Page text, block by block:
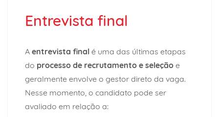
Entrevista final
A entrevista final é uma das últimas etapas
do processo de recrutamento e seleção e
geralmente envolve o gestor direto da vaga.
Nesse momento, o candidato pode ser
avaliado em relação a: